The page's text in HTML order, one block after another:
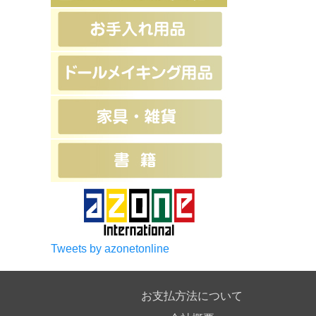
Tweets by azonetonline
お支払方法について